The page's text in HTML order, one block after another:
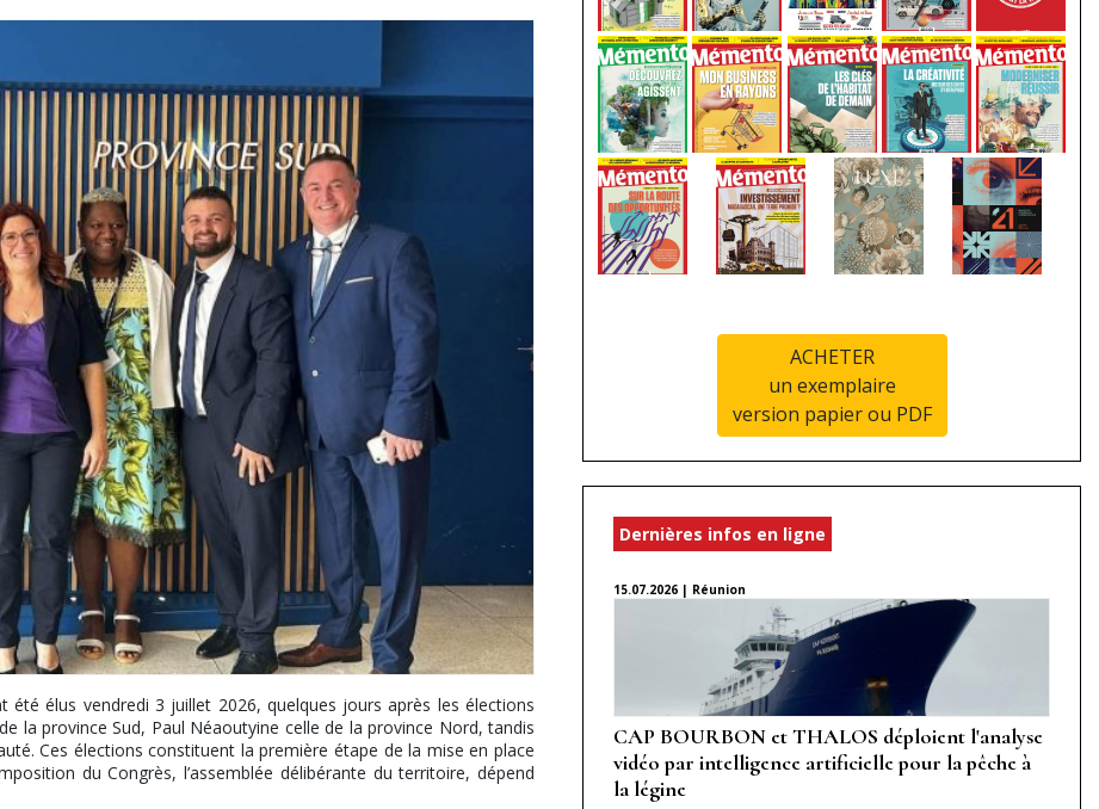
élus vendredi 3 juillet 2026, quelques jours après les élections
la province Sud, Paul Néaoutyine celle de la province Nord, tandis
Ces élections constituent la première étape de la mise en place
du Congrès, l’assemblée délibérante du territoire, dépend
ACHETER
un exemplaire
version papier ou PDF
Dernières infos en ligne
15.07.2026 | Réunion
CAP BOURBON et THALOS déploient l'analyse
vidéo par intelligence artificielle pour la pêche à
la légine